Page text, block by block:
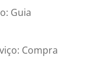
Guia
Compra